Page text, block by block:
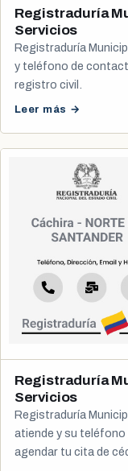
Registraduría
Servicios
Registraduría
y teléfono de
registro civil.
Leer más →
Registraduría
Servicios
Registraduría
atiende y su
agendar tu cita de